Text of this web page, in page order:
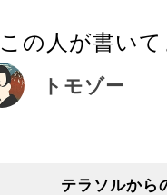
この人が書いて
トモゾー
テラソルから